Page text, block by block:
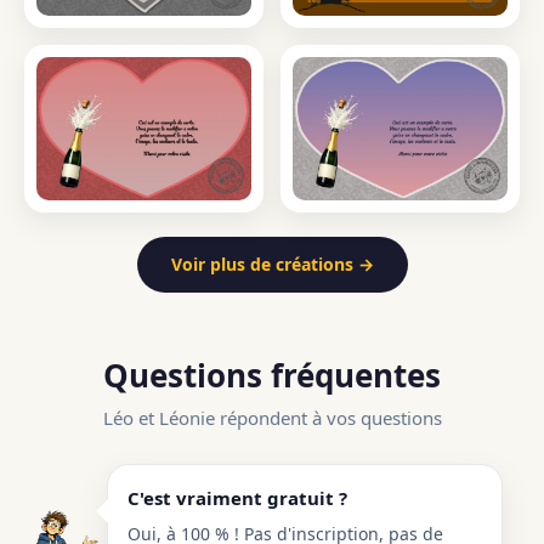
Voir plus de créations →
Questions fréquentes
Léo et Léonie répondent à vos questions
C'est vraiment gratuit ?
Oui, à 100 % ! Pas d'inscription, pas de